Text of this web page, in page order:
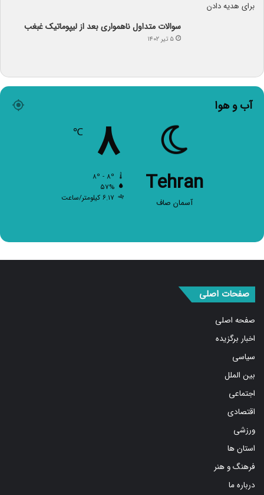
سوالات متداول ناهمواری بعد از لیپوماتیک غبغب
۵ تیر ۱۴۰۲
آب و هوا
Tehran
آسمان صاف
۸ ℃
۵۷%
۶.۱۷ کیلومتر/ساعت
صفحات اصلی
صفحه اصلی
اخبار برگزیده
بین الملل
اجتماعی
اقتصادی
ورزشی
استان ها
فرهنگ و هنر